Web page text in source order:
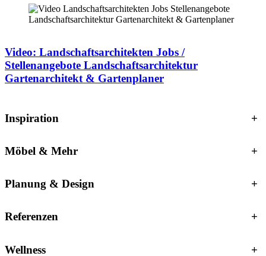
Video: Landschaftsarchitekten Jobs /
Stellenangebote Landschaftsarchitektur
Gartenarchitekt & Gartenplaner
Inspiration +
Möbel & Mehr +
Planung & Design +
Referenzen +
Wellness +